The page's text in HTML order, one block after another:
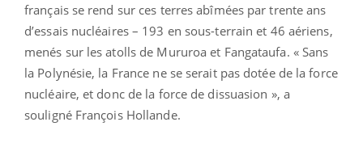
français se rend sur ces terres abîmées par trente ans
d’essais nucléaires – 193 en sous-terrain et 46 aériens,
menés sur les atolls de Mururoa et Fangataufa. « Sans
la Polynésie, la France ne se serait pas dotée de la force
nucléaire, et donc de la force de dissuasion », a
souligné François Hollande.